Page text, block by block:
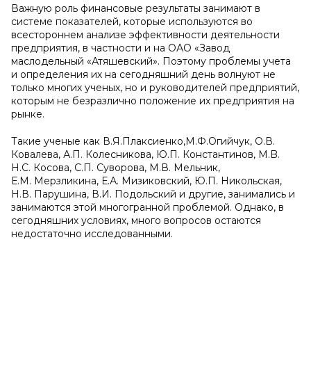
Важную роль финансовые результаты занимают в
системе показателей, которые используются во
всестороннем анализе эффективности деятельности
предприятия, в частности и на ОАО «Завод
маслодельный «Атяшевский». Поэтому проблемы учета
и определения их на сегодняшний день волнуют не
только многих ученых, но и руководителей предприятий,
которым не безразлично положение их предприятия на
рынке.
Такие ученые как В.Я.Плаксиенко,М.Ф.Огийчук, О.В.
Ковалева, А.П. Колесникова, Ю.П. Константинов, M.B.
Н.С. Косова, С.П. Суворова, М.В. Мельник,
Е.М. Мерзликина, Е.А. Мизиковский, Ю.П. Никольская,
Н.В. Парушина, В.И. Подольский и другие, занимались и
занимаются этой многогранной проблемой. Однако, в
сегодняшних условиях, много вопросов остаются
недостаточно исследованными.